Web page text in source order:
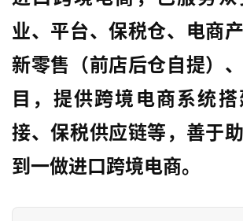
业、平台、保税仓、电商
新零售（前店后仓自提）
目，提供跨境电商系统
接、保税供应链等，善于
到一做进口跨境电商。